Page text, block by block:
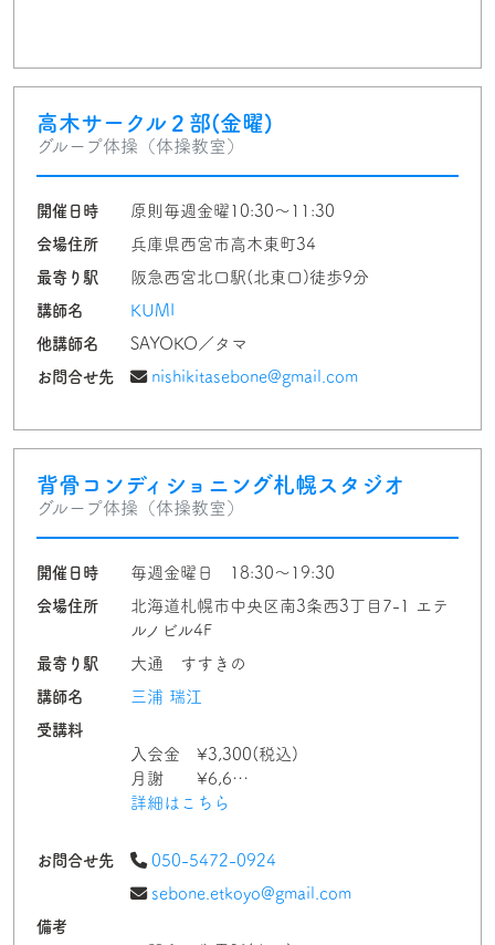
高木サークル２部(金曜)
グループ体操（体操教室）
開催日時
原則毎週金曜10:30～11:30
会場住所
兵庫県西宮市高木東町34
最寄り駅
阪急西宮北口駅(北東口)徒歩9分
講師名
KUMI
他講師名
SAYOKO／タマ
お問合せ先
nishikitasebone@gmail.com
背骨コンディショニング札幌スタジオ
グループ体操（体操教室）
開催日時
毎週金曜日 18:30〜19:30
会場住所
北海道札幌市中央区南3条西3丁目7-1 エテ
ルノビル4F
最寄り駅
大通 すすきの
講師名
三浦 瑞江
受講料
入会金 ¥3,300(税込)
月謝 ¥6,6…
詳細はこちら
お問合せ先
050-5472-0924
sebone.etkoyo@gmail.com
備考